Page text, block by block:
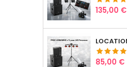
Prix
135,00 €
Prix
85,00 €